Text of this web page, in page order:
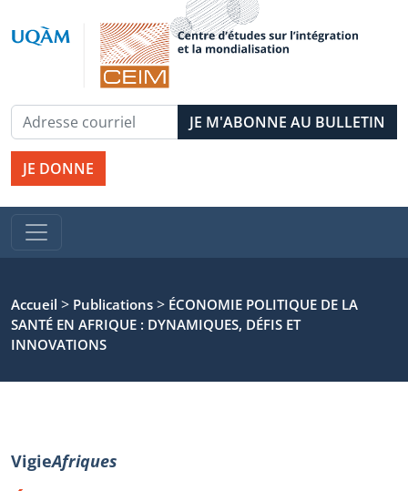
JE DONNE
Accueil > Publications > ÉCONOMIE POLITIQUE DE LA
SANTÉ EN AFRIQUE : DYNAMIQUES, DÉFIS ET
INNOVATIONS
VigieAfriques